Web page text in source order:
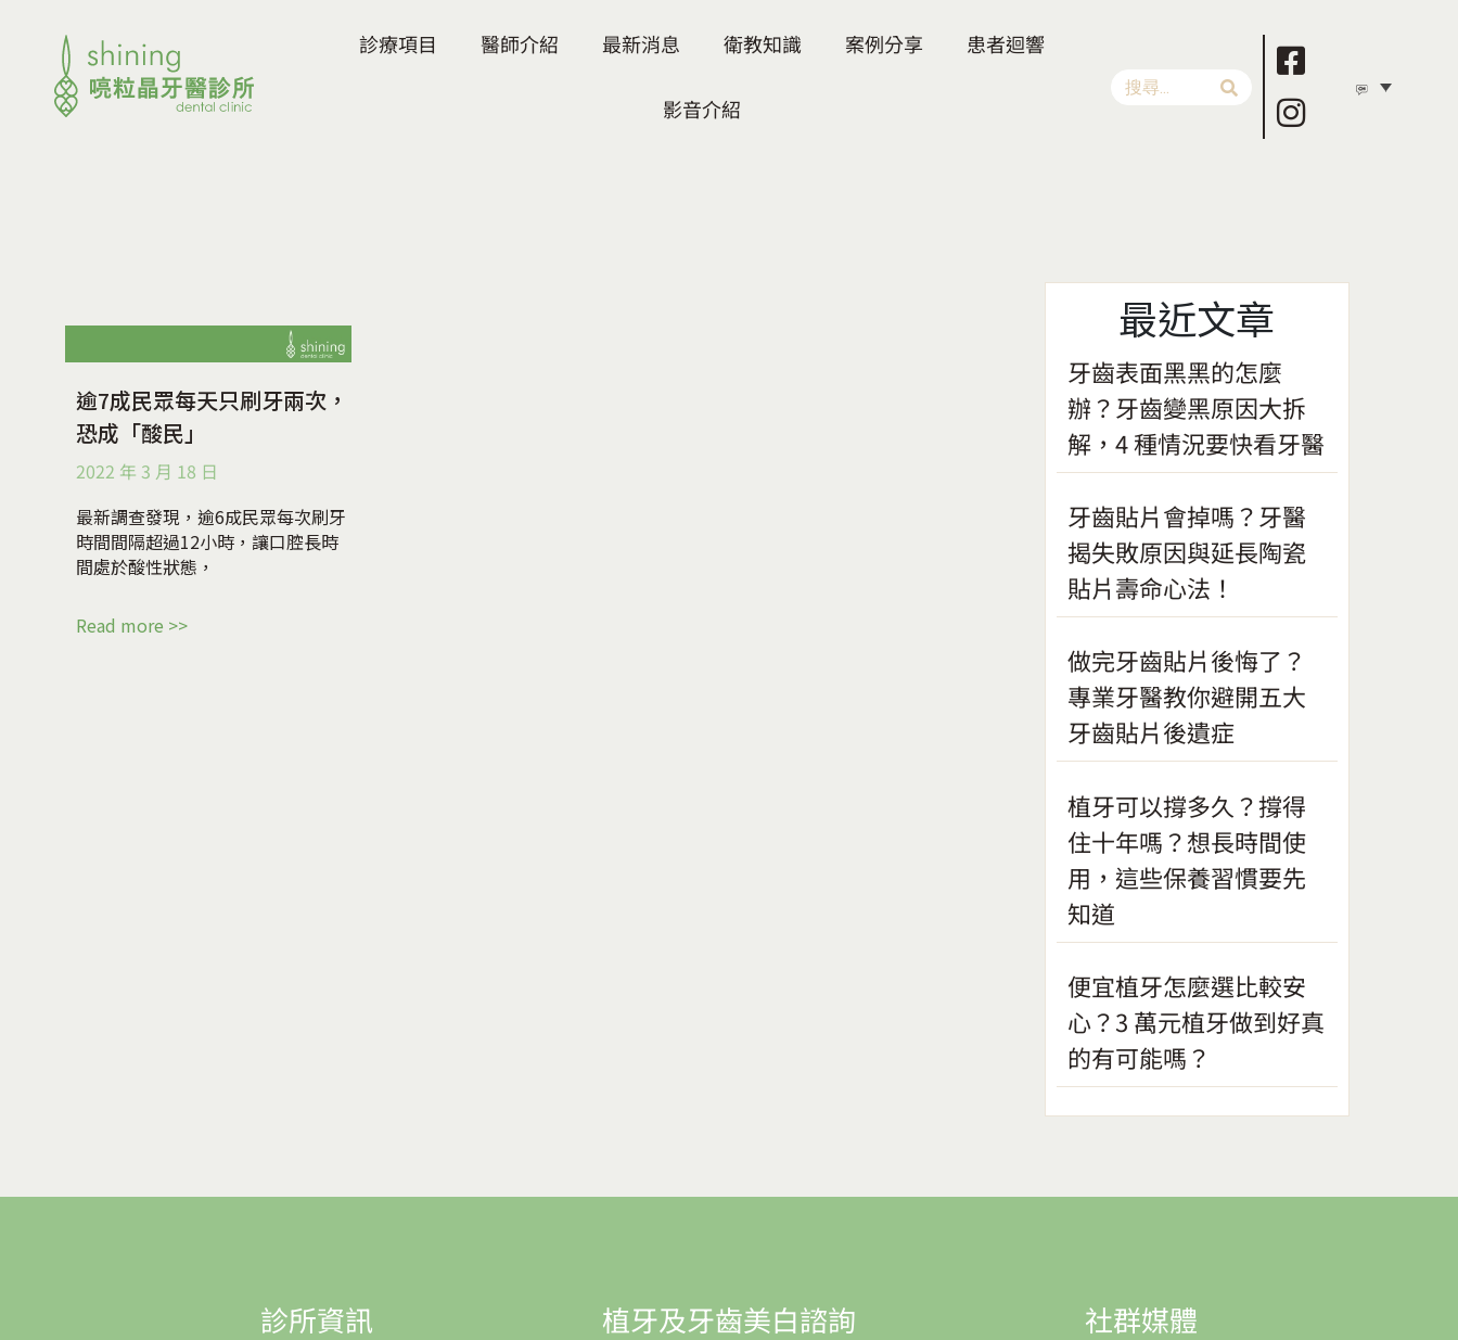
診療項目 醫師介紹 最新消息 衛教知識 案例分享 患者迴響
影音介紹
逾7成民眾每天只刷牙兩次，
恐成「酸民」
2022 年 3 月 18 日
最新調查發現，逾6成民眾每次刷牙
時間間隔超過12小時，讓口腔長時
間處於酸性狀態，
Read more >>
最近文章
牙齒表面黑黑的怎麼
辦？牙齒變黑原因大拆
解，4 種情況要快看牙醫
牙齒貼片會掉嗎？牙醫
揭失敗原因與延長陶瓷
貼片壽命心法！
做完牙齒貼片後悔了？
專業牙醫教你避開五大
牙齒貼片後遺症
植牙可以撐多久？撐得
住十年嗎？想長時間使
用，這些保養習慣要先
知道
便宜植牙怎麼選比較安
心？3 萬元植牙做到好真
的有可能嗎？
診所資訊 植牙及牙齒美白諮詢 社群媒體